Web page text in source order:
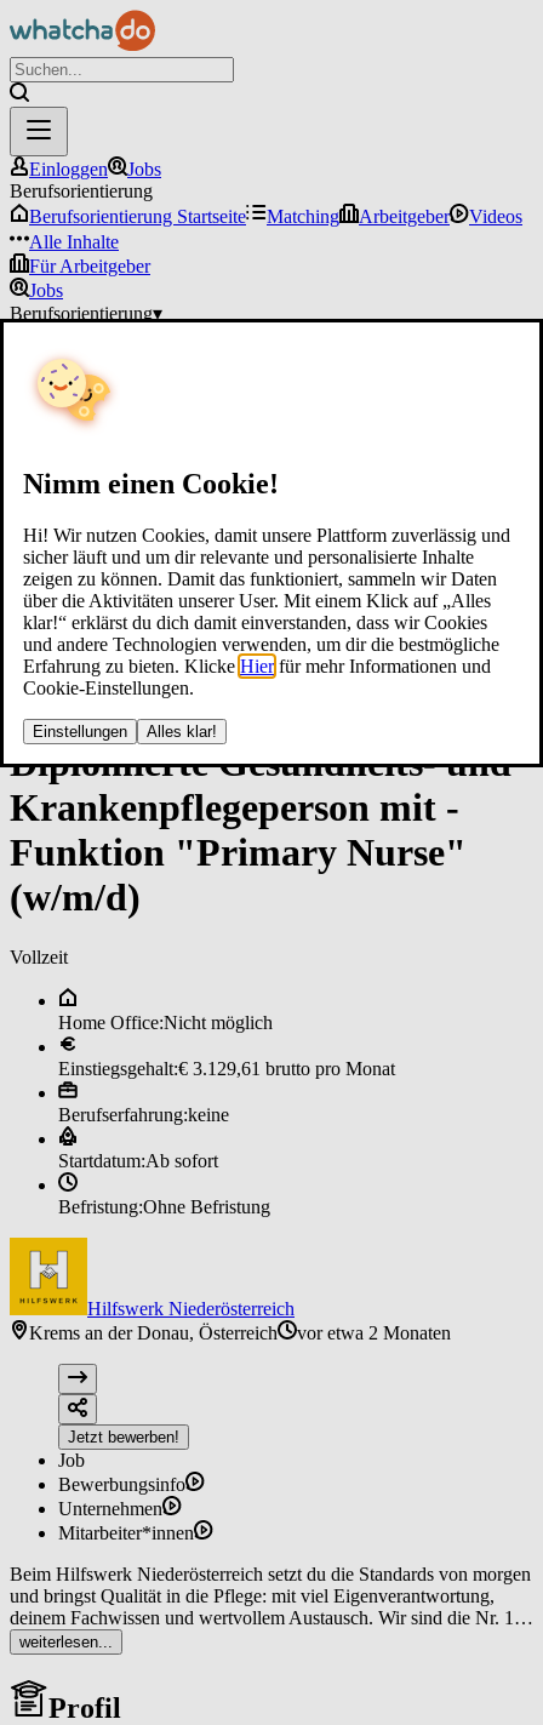
Nimm einen Cookie!
Hi! Wir nutzen Cookies, damit unsere Plattform zuverlässig und
sicher läuft und um dir relevante und personalisierte Inhalte
zeigen zu können. Damit das funktioniert, sammeln wir Daten
über die Aktivitäten unserer User. Mit einem Klick auf „Alles
klar!“ erklärst du dich damit einverstanden, dass wir Cookies
und andere Technologien verwenden, um dir die bestmögliche
Erfahrung zu bieten. Klicke Hier für mehr Informationen und
Cookie-Einstellungen.
Einstellungen Alles klar!
Einloggen
Jobs
Berufsorientierung
Berufsorientierung Startseite
Matching Arbeitgeber
Videos
Alle Inhalte
Für Arbeitgeber
Jobs
Berufsorientierung▾
Di­plo­mier­te ­Ge­sund­heits­- un­d
Kran­ken­pfle­ge­per­son ­mit ­
Funk­ti­on "Pri­ma­ry Nur­se"
(w/m/d)
Vollzeit
Home Office:Nicht möglich
Einstiegsgehalt:€ 3.129,61 brutto pro Monat
Berufserfahrung:keine
Startdatum:Ab sofort
Befristung:Ohne Befristung
Hilfswerk Niederösterreich
Krems an der Donau, Österreich
vor etwa 2 Monaten
Jetzt bewerben!
Job
Bewerbungsinfo
Unternehmen
Mitarbeiter*innen
Beim Hilfswerk Niederösterreich setzt du die Standards von morgen
und bringst Qualität in die Pflege: mit viel Eigenverantwortung,
deinem Fachwissen und wertvollem Austausch. Wir sind die Nr. 1 in
der Pflege zu Hause! Werde auch du Teil unseres Teams! In Krems
bieten wir ab sofort die Jobposition Diplomierte Gesundheits- und
Krankenpflegeperson mit Funktion "Primary Nurse (w/m/d)".
weiterlesen...
Profil